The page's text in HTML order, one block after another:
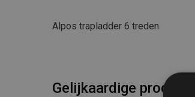
Alpos trapladder 6 treden
Gelijkaardige